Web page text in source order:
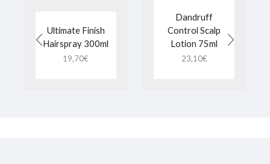
Ultimate Finish
Hairspray 300ml
19,70€
Dandruff
Control Scalp
Lotion 75ml
23,10€